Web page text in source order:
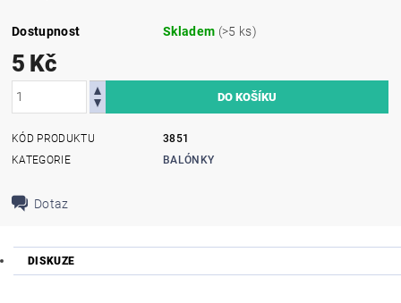
Dostupnost Skladem (>5 ks)
5 Kč
KÓD PRODUKTU
3851
KATEGORIE
BALÓNKY
Dotaz
DISKUZE